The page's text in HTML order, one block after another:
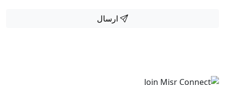
ارسال